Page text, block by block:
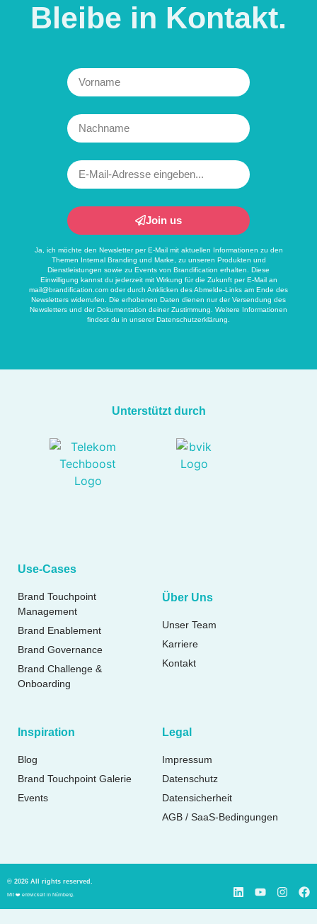
Bleibe in Kontakt.
Join us
Ja, ich möchte den Newsletter per E-Mail mit aktuellen Informationen zu den
Themen Internal Branding und Marke, zu unseren Produkten und
Dienstleistungen sowie zu Events von Brandification erhalten. Diese
Einwilligung kannst du jederzeit mit Wirkung für die Zukunft per E-Mail an
mail@brandification.com oder durch Anklicken des Abmelde-Links am Ende des
Newsletters widerrufen. Die erhobenen Daten dienen nur der Versendung des
Newsletters und der Dokumentation deiner Zustimmung. Weitere Informationen
findest du in unsererDatenschutzerklärung
Unterstützt durch
Use-Cases
Brand Touchpoint
Management
Brand Enablement
Brand Governance
Brand Challenge &
Onboarding
Über Uns
Unser Team
Karriere
Kontakt
Inspiration
Blog
Brand Touchpoint Galerie
Events
Legal
Impressum
Datenschutz
Datensicherheit
AGB / SaaS-Bedingungen
© 2026 All rights reserved.
Mit ❤️ entwickelt in Nürnberg.